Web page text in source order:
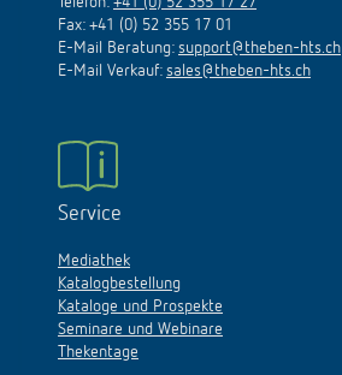
Fax: +41 (0) 52 355 17 01
E-Mail Beratung: support@theben-hts.ch
E-Mail Verkauf: sales@theben-hts.ch
Service
Mediathek
Katalogbestellung
Kataloge und Prospekte
Seminare und Webinare
Thekentage